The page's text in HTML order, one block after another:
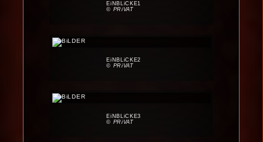
EiNBLiCKE1
© PRiVAT
EiNBLiCKE2
© PRiVAT
EiNBLiCKE3
© PRiVAT